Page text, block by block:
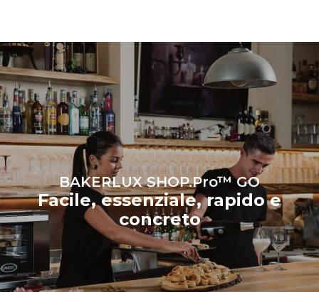
dal forno. Le emissioni
indirette dipendono dal mix
energetico della rete a cui
esso è collegato; queste
ultime possono essere
azzerate scegliendo di
acquistare energia
prodotta da fonti
rinnovabili.Greenhouse
Gas Protocol
BAKERLUX SHOP.Pro™ GO
Facile, essenziale, rapido e
concreto